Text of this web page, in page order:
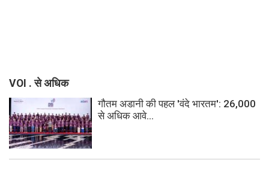
VOI . से अधिक
गौतम अडानी की पहल 'वंदे भारतम': 26,000
से अधिक आवे...